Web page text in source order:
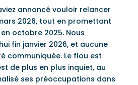
annoncé vouloir relancer
2026, tout en promettant
octobre 2025. Nous
fin janvier 2026, et aucune
communiquée. Le flou est
de plus en plus inquiet, au
ses préoccupations dans